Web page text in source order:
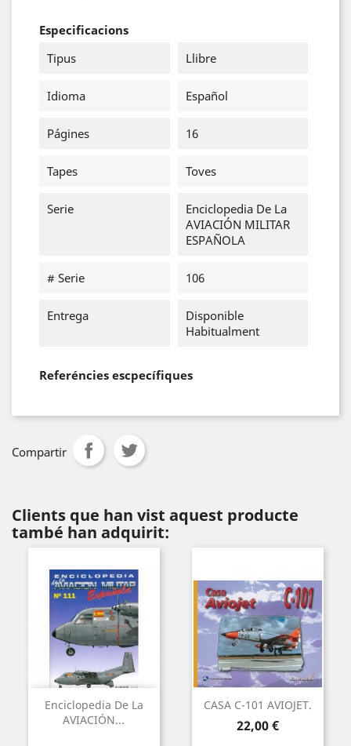
Especificacions
Tipus
Llibre
Idioma Español
Págines 16
Tapes Toves
Serie
Enciclopedia De La
AVIACIÓN MILITAR
ESPAÑOLA
# Serie 106
Entrega
Disponible
Habitualment
Referéncies escpecífiques
Compartir
Clients que han vist aquest producte
també han adquirit:
Enciclopedia De La
AVIACIÓN...
CASA C-101 AVIOJET.
Preu
22,00 €